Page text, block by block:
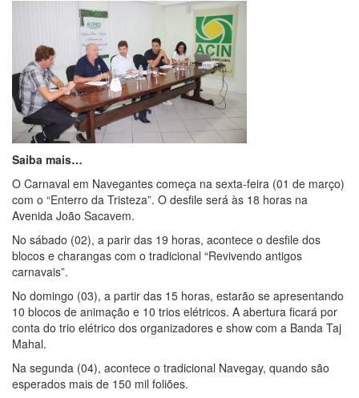
Saiba mais…
O Carnaval em Navegantes começa na sexta-feira (01 de março)
com o “Enterro da Tristeza”. O desfile será às 18 horas na
Avenida João Sacavem.
No sábado (02), a parir das 19 horas, acontece o desfile dos
blocos e charangas com o tradicional “Revivendo antigos
carnavais”.
No domingo (03), a partir das 15 horas, estarão se apresentando
10 blocos de animação e 10 trios elétricos. A abertura ficará por
conta do trio elétrico dos organizadores e show com a Banda Taj
Mahal.
Na segunda (04), acontece o tradicional Navegay, quando são
esperados mais de 150 mil foliões.